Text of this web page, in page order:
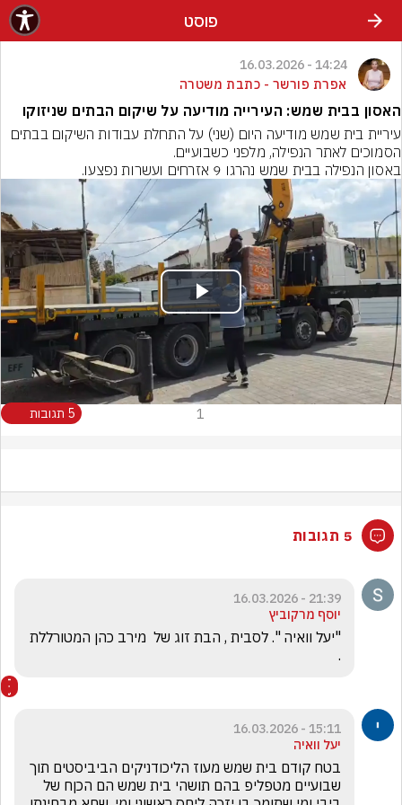
פוסט
14:24 - 16.03.2026
אפרת פורשר - כתבת משטרה
האסון בבית שמש: העירייה מודיעה על שיקום הבתים שניזוקו
הסמוכים לאתר הנפילה, מלפני כשבועיים.
באסון הנפילה בבית שמש נהרגו 9 אזרחים ועשרות נפצעו.
Play
Video
1 5 תגובות
5 תגובות
21:39 - 16.03.2026
יוסף מרקוביץ
.
15:11 - 16.03.2026
יעל וואיה